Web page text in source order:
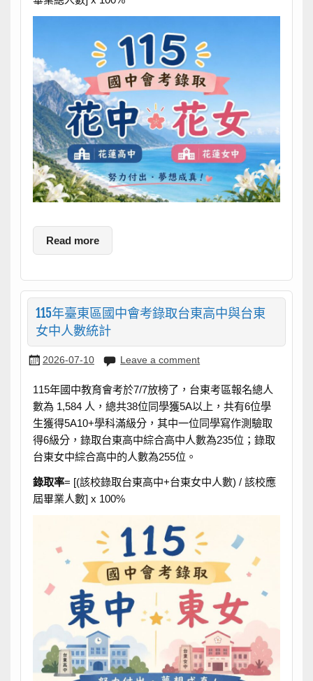
Read more
115年臺東區國中會考錄取台東高中與台東
女中人數統計
2026-07-10 Leave a comment
115年國中教育會考於7/7放榜了，台東考區報名總人
數為 1,584 人，總共38位同學獲5A以上，共有6位學
生獲得5A10+學科滿級分，其中一位同學寫作測驗取
得6級分，錄取台東高中綜合高中人數為235位；錄取
台東女中綜合高中的人數為255位。
錄取率= [(該校錄取台東高中+台東女中人數) / 該校應
屆畢業人數] x 100%